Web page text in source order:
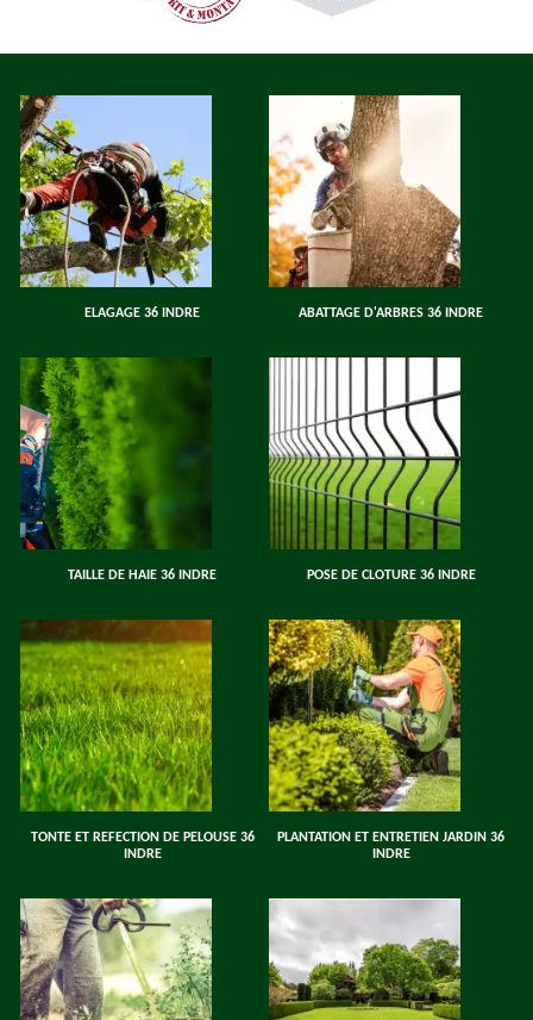
ELAGAGE 36 INDRE ABATTAGE D'ARBRES 36 INDRE
TAILLE DE HAIE 36 INDRE POSE DE CLOTURE 36 INDRE
TONTE ET REFECTION DE PELOUSE 36
INDRE
PLANTATION ET ENTRETIEN JARDIN 36
INDRE